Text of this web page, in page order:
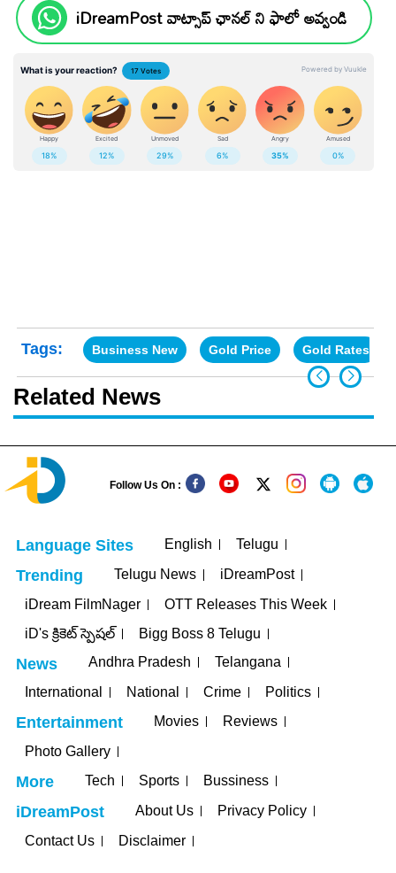
iDreamPost వాట్సాప్ ఛానల్ ని ఫాలో అవ్వండి
Tags: Business New Gold Price Gold Rates
Related News
Follow Us On :
Language Sites English Telugu
Trending Telugu News
iDreamPost
iDream FilmNager
OTT Releases This Week
iD's క్రికెట్ స్పెషల్
Bigg Boss 8 Telugu
News Andhra Pradesh
Telangana
International
National Crime Politics
Entertainment Movies
Reviews
Photo Gallery
More Tech Sports Bussiness
iDreamPost About Us
Privacy Policy
Contact Us
Disclaimer